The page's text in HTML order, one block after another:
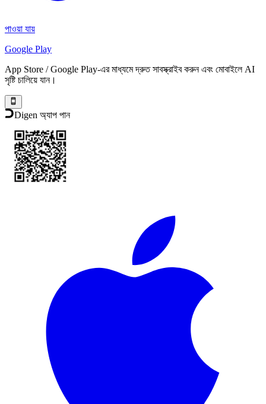
পাওয়া যায়
Google Play
App Store / Google Play-এর মাধ্যমে দ্রুত সাবস্ক্রাইব করুন এবং মোবাইলে AI
সৃষ্টি চালিয়ে যান।
Digen অ্যাপ পান